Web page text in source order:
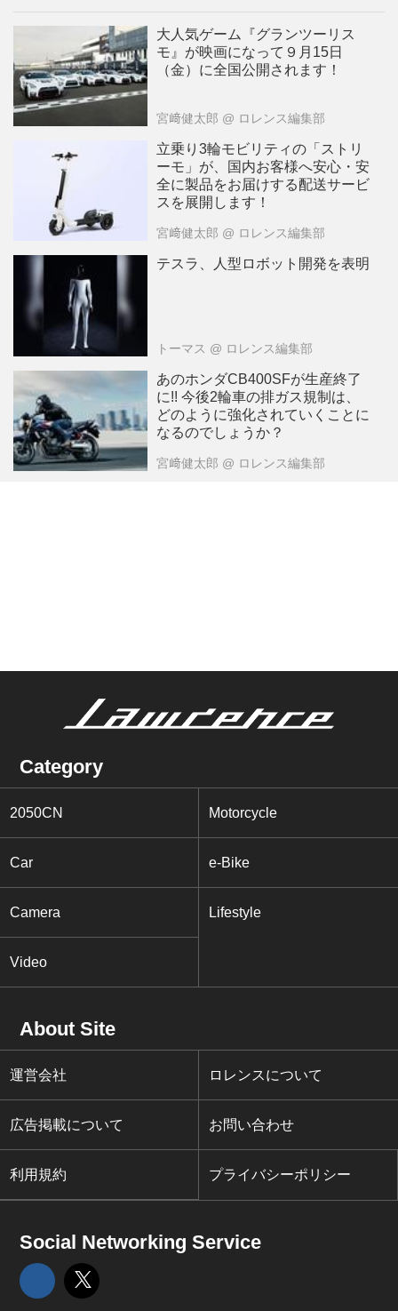
大人気ゲーム『グランツーリス
モ』が映画になって９月15日
（金）に全国公開されます！
宮﨑健太郎 @ ロレンス編集部
立乗り3輪モビリティの「ストリ
ーモ」が、国内お客様へ安心・安
全に製品をお届けする配送サービ
スを展開します！
宮﨑健太郎 @ ロレンス編集部
テスラ、人型ロボット開発を表明
トーマス @ ロレンス編集部
あのホンダCB400SFが生産終了
に!! 今後2輪車の排ガス規制は、
どのように強化されていくことに
なるのでしょうか？
宮﨑健太郎 @ ロレンス編集部
Category
2050CN Motorcycle
Car e-Bike
Camera Lifestyle
Video
About Site
運営会社 ロレンスについて
広告掲載について お問い合わせ
利用規約 プライバシーポリシー
Social Networking Service